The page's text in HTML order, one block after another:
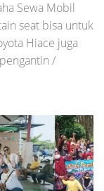
Sewa Mobil
seat bisa untuk
Hiace juga
/